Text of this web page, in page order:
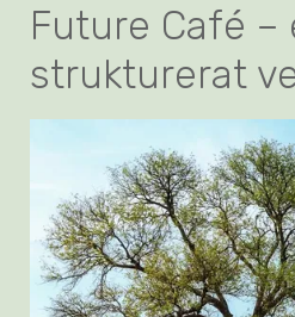
Future Café –
strukturerat